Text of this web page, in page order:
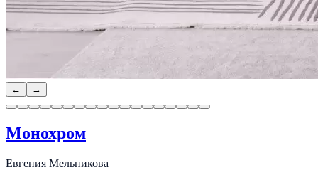
← →
Монохром
Евгения Мельникова